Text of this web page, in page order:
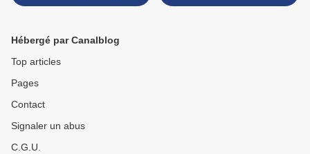
Hébergé par Canalblog
Top articles
Pages
Contact
Signaler un abus
C.G.U.